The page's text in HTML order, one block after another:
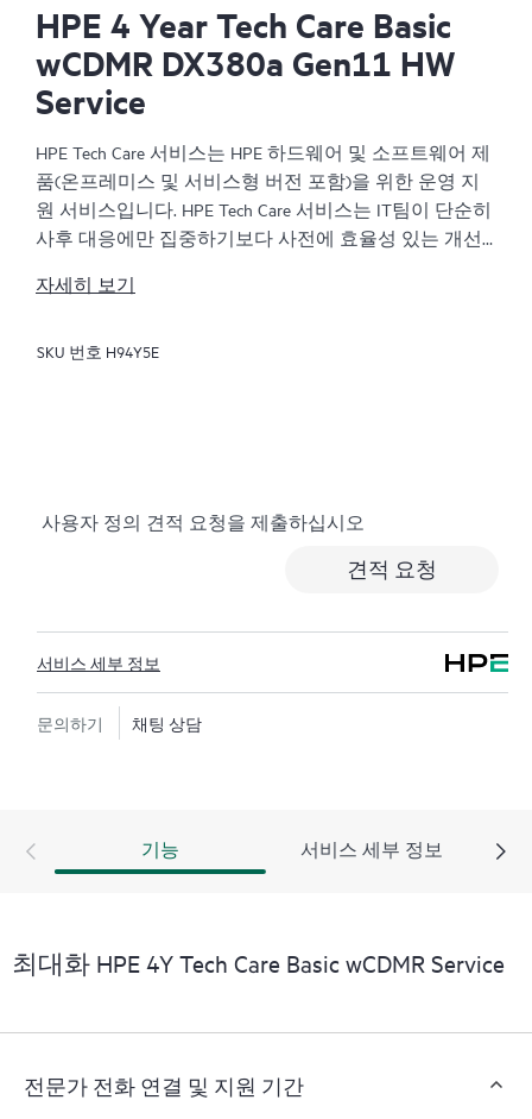
HPE 4 Year Tech Care Basic
wCDMR DX380a Gen11 HW
Service
HPE Tech Care 서비스는 HPE 하드웨어 및 소프트웨어 제
품(온프레미스 및 서비스형 버전 포함)을 위한 운영 지
원 서비스입니다. HPE Tech Care 서비스는 IT팀이 단순히
사후 대응에만 집중하기보다 사전에 효율성 있는 개선
줍니다.
HPE Tech Care 서비스는 고객이 위험을 줄이는 것뿐만 아
해 도움을 받을 수 있습니다. 고객은 특정 워크로드의 컨
보유한 전문 기술 리소스에 대한 액세스를 제공받으며,
지 않도록 합니다.
HPE Tech Care 서비스는 지원 대상 제품의 운영, 관리, 보
안에 대한 일반 기술 안내를 제공함으로써 기존의 지원
제품, 서비스, 사례에 대한 실행 가능한 데이터와 HPE
Tech Care 서비스 하에 지원되는 지원 계약을 제공하는
제품과 그 상호 작용 방식을 인지하여 더 쉽게 자산을 관
리할 수 있습니다. 새로운 셀프 서비스 툴을 활용하여 고
수 있으며, 선별된 지식 리소스 포털이 제공됩니다. HPE
과 성능 최적화 촉진을 지원하는 HPE 리소스에 대한 액
자세히 보기
SKU 번호 H94Y5E
사용자 정의 견적 요청을 제출하십시오
견적 요청
서비스 세부 정보
문의하기 채팅 상담
기능 서비스 세부 정보
최대화 HPE 4Y Tech Care Basic wCDMR Service
전문가 전화 연결 및 지원 기간